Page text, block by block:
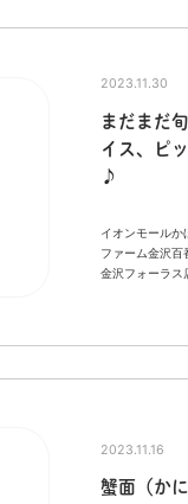
2023.11.30
まだまだ
イス、ピ
♪
イオンモールか
ファーム金沢百
金沢フォーラス
2023.11.16
蟹面（か